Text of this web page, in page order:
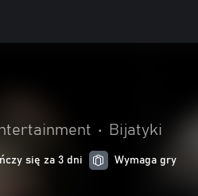
• Bijatyki
się za 3 dni Wymaga gry